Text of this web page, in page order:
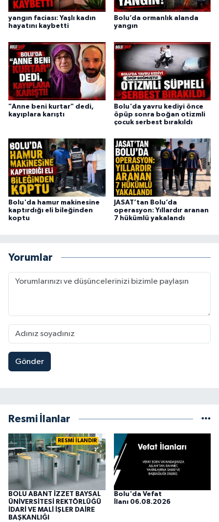
yangın faciası: Yaşlı kadın
hayatını kaybetti
Bolu’da ormanlık alanda
yangın
"Anne beni kurtar" dedi,
kayıplara karıştı
Bolu'da yavru kediyi önce
öpüp sonra boğan otizmli
çocuk serbest bırakıldı
Bolu'da hamur makinesine
kaptırdığı eli bileğinden
koptu
JASAT’tan Bolu’da
operasyon: Yıllardır aranan
7 hükümlü yakalandı
Yorumlar
Gönder
Resmi İlanlar
RESMİ İLANDIR
BOLU ABANT İZZET BAYSAL
ÜNİVERSİTESİ REKTÖRLÜĞÜ
İDARİ VE MALİ İŞLER DAİRE
BAŞKANLIĞI
Bolu'da Vefat
İlanı 06.08.2026